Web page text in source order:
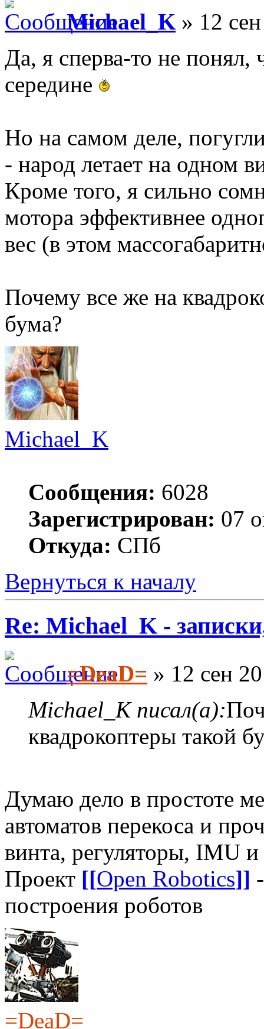
Michael_K » 12
Да, я сперва-то не понял,
середине
Но на самом деле,
- народ летает на одном
Кроме того, я сильно
мотора эффективнее
вес (в этом
Почему все же на
бума?
Michael_K
Сообщения: 6028
Зарегистрирован: 07
Откуда: СПб
Вернуться к началу
Re: Michael_K -
=DeaD= » 12 сен
Michael_K писал(а):
квадрокоптеры такой
Думаю дело в простоте
автоматов перекоса и
винта, регуляторы, IMU и
Проект [[Open Robotics]]
построения роботов
=DeaD=